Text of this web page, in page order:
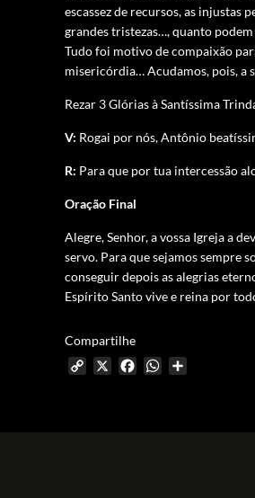
escassez de recursos, as injustas
grandes tristezas…, quanto
Tudo foi motivo de compaixão
misericórdia… Acudamos, pois, a
Rezar 3 Glórias à Santíssima
V: Rogai por nós, Antônio
R: Para que por tua intercessão
Oração Final
Alegre, Senhor, a vossa Igreja a
servo. Para que sejamos sempre
conseguir depois as alegrias
Espírito Santo vive e reina por
Compartilhe
Copy
FacebookWhatsApp